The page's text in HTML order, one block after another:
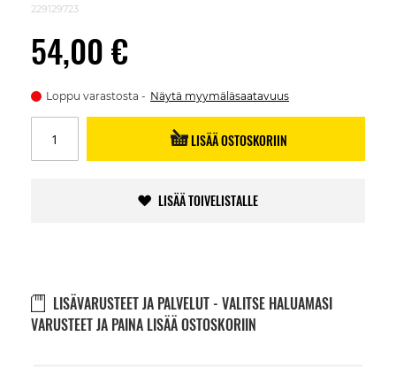
229129723
54,00 €
Loppu varastosta Näytä myymäläsaatavuus
LISÄÄ OSTOSKORIIN
LISÄÄ TOIVELISTALLE
LISÄVARUSTEET JA PALVELUT - VALITSE HALUAMASI
VARUSTEET JA PAINA LISÄÄ OSTOSKORIIN
images